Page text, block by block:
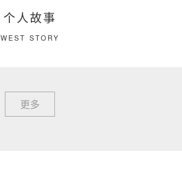
个人故事
WEST STORY
更多